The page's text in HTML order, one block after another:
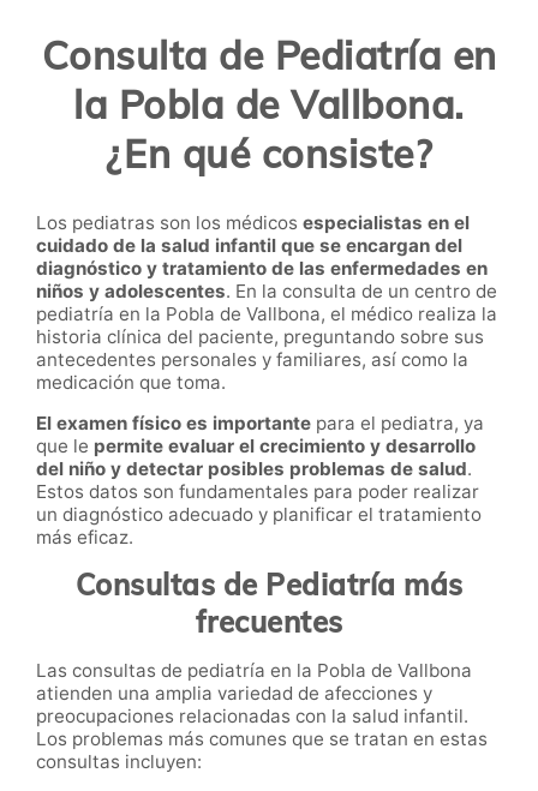
Consulta de Pediatría en
la Pobla de Vallbona.
¿En qué consiste?
Los pediatras son los médicos especialistas en el
cuidado de la salud infantil que se encargan del
diagnóstico y tratamiento de las enfermedades en
niños y adolescentes. En la consulta de un centro de
pediatría en la Pobla de Vallbona, el médico realiza la
historia clínica del paciente, preguntando sobre sus
antecedentes personales y familiares, así como la
medicación que toma.
El examen físico es importante para el pediatra, ya
que le permite evaluar el crecimiento y desarrollo
del niño y detectar posibles problemas de salud.
Estos datos son fundamentales para poder realizar
un diagnóstico adecuado y planificar el tratamiento
más eficaz.
Consultas de Pediatría más
frecuentes
Las consultas de pediatría en la Pobla de Vallbona
atienden una amplia variedad de afecciones y
preocupaciones relacionadas con la salud infantil.
Los problemas más comunes que se tratan en estas
consultas incluyen: